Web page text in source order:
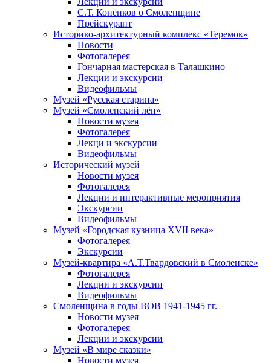
С.Т. Конёнков о Смоленщине
Прейскурант
Историко-архитектурный комплекс «Теремок»
Новости
Фотогалерея
Гончарная мастерская в Талашкино
Лекции и экскурсии
Видеофильмы
Музей «Русская старина»
Музей «Смоленский лён»
Новости музея
Фотогалерея
Лекци и экскурсии
Видеофильмы
Исторический музей
Новости музея
Фотогалерея
Лекции и интерактивные мероприятия
Экскурсии
Видеофильмы
Музей «Городская кузница XVII века»
Фотогалерея
Экскурсии
Музей-квартира «А.Т.Твардовский в Смоленске»
Фотогалерея
Лекции и экскурсии
Видеофильмы
Смоленщина в годы ВОВ 1941-1945 гг.
Новости музея
Фотогалерея
Лекции и экскурсии
Музей «В мире сказки»
Новости музея